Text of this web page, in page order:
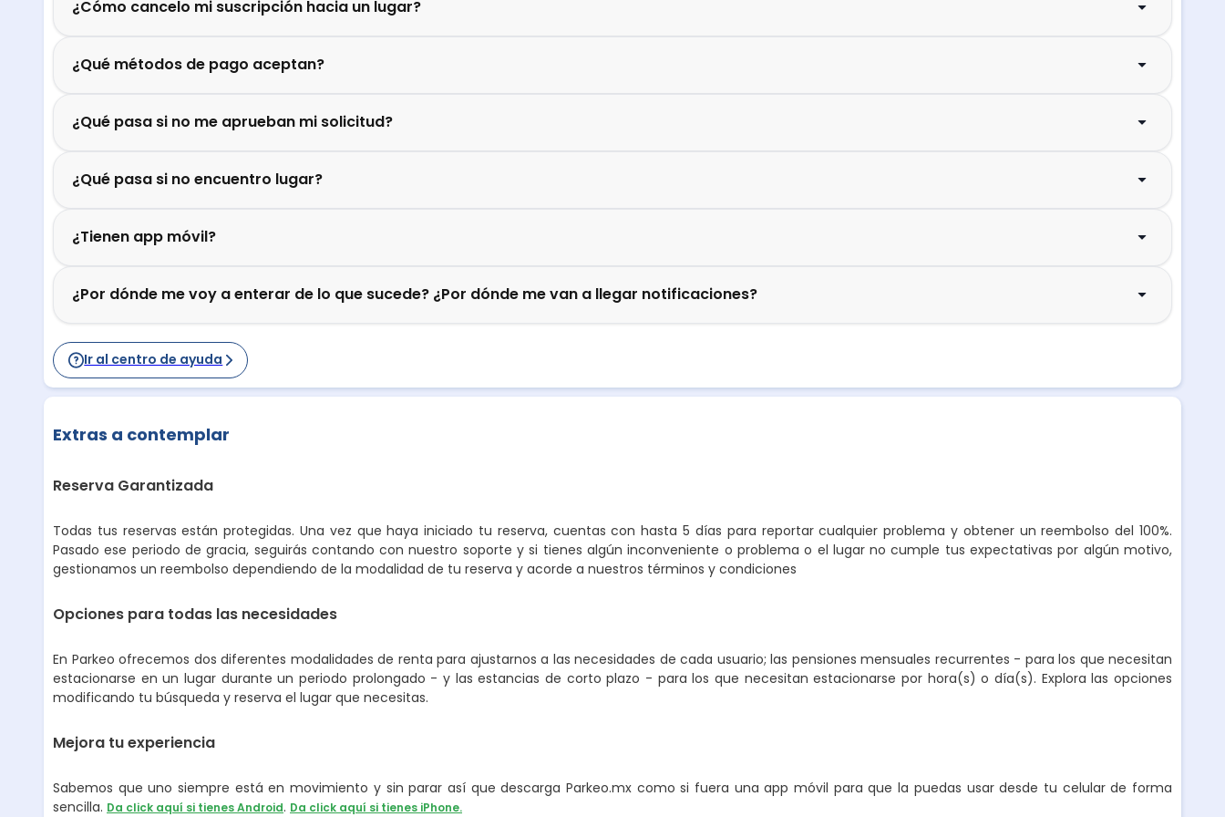
¿Cómo cancelo mi suscripción hacia un lugar?
¿Qué métodos de pago aceptan?
¿Qué pasa si no me aprueban mi solicitud?
¿Qué pasa si no encuentro lugar?
¿Tienen app móvil?
¿Por dónde me voy a enterar de lo que sucede? ¿Por dónde me van a llegar notificaciones?
Ir al centro de ayuda
Extras a contemplar
Reserva Garantizada
Todas tus reservas están protegidas. Una vez que haya iniciado tu reserva, cuentas con hasta 5 días para reportar cualquier problema y obtener un reembolso del 100%.
Pasado ese periodo de gracia, seguirás contando con nuestro soporte y si tienes algún inconveniente o problema o el lugar no cumple tus expectativas por algún motivo,
gestionamos un reembolso dependiendo de la modalidad de tu reserva y acorde a nuestros términos y condiciones
Opciones para todas las necesidades
En Parkeo ofrecemos dos diferentes modalidades de renta para ajustarnos a las necesidades de cada usuario; las pensiones mensuales recurrentes - para los que necesitan
estacionarse en un lugar durante un periodo prolongado - y las estancias de corto plazo - para los que necesitan estacionarse por hora(s) o día(s). Explora las opciones
modificando tu búsqueda y reserva el lugar que necesitas.
Mejora tu experiencia
Sabemos que uno siempre está en movimiento y sin parar así que descarga Parkeo.mx como si fuera una app móvil para que la puedas usar desde tu celular de forma
sencilla. Da click aquí si tienes Android. Da click aquí si tienes iPhone.